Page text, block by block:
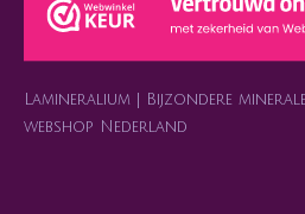
r
a
p
p
e
s
Lamineralium | Bijzondere
webshop Nederland